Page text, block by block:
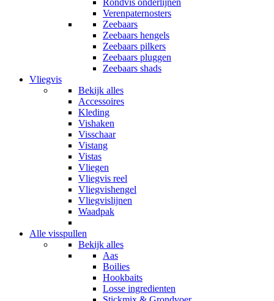
Rondvis onderlijnen
Verenpaternosters
Zeebaars
Zeebaars hengels
Zeebaars pilkers
Zeebaars pluggen
Zeebaars shads
Vliegvis
Bekijk alles
Accessoires
Kleding
Vishaken
Visschaar
Vistang
Vistas
Vliegen
Vliegvis reel
Vliegvishengel
Vliegvislijnen
Waadpak
Alle visspullen
Bekijk alles
Aas
Boilies
Hookbaits
Losse ingredienten